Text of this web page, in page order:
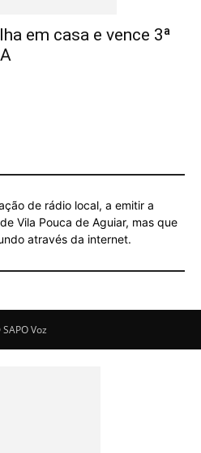
em casa e vence 3ª
de rádio local, a emitir a
Vila Pouca de Aguiar, mas que
através da internet.
Voz